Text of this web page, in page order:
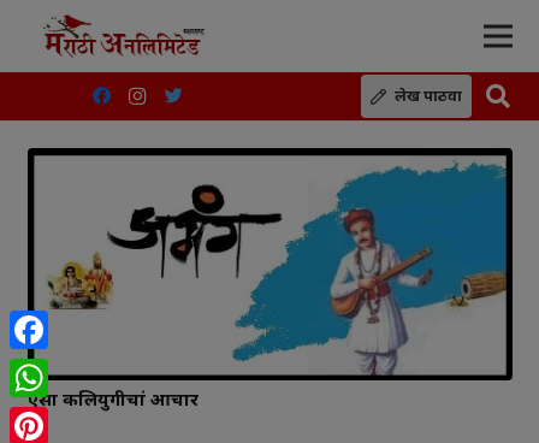
लेख पाठवा
ऐसा कलियुगीचां आचार
Facebook
WhatsApp